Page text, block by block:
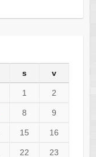
s v
1 2
8 9
15 16
22 23